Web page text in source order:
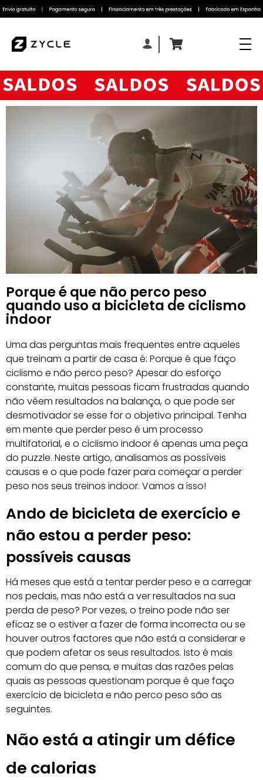
Porque é que não perco peso
quando uso a bicicleta de ciclismo
indoor
Uma das perguntas mais frequentes entre aqueles
que treinam a partir de casa é: Porque é que faço
ciclismo e não perco peso? Apesar do esforço
constante, muitas pessoas ficam frustradas quando
não vêem resultados na balança, o que pode ser
desmotivador se esse for o objetivo principal. Tenha
em mente que perder peso é um processo
multifatorial, e o ciclismo indoor é apenas uma peça
do puzzle. Neste artigo, analisamos as possíveis
causas e o que pode fazer para começar a perder
peso nos seus treinos indoor. Vamos a isso!
Ando de bicicleta de exercício e
não estou a perder peso:
possíveis causas
Há meses que está a tentar perder peso e a carregar
nos pedais, mas não está a ver resultados na sua
perda de peso? Por vezes, o treino pode não ser
eficaz se o estiver a fazer de forma incorrecta ou se
houver outros factores que não está a considerar e
que podem afetar os seus resultados. Isto é mais
comum do que pensa, e muitas das razões pelas
quais as pessoas questionam porque é que faço
exercício de bicicleta e não perco peso são as
seguintes.
Não está a atingir um défice
de calorias